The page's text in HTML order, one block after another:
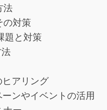
法
の対策
題と対策
アリング
ンやイベントの活用